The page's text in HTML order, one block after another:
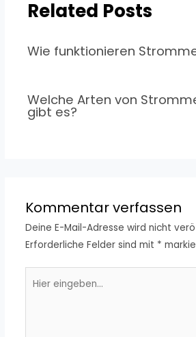
Related Posts
Wie funktionieren
Welche Arten von
gibt es?
Kommentar verfassen
Deine E-Mail-Adresse wird nicht
Erforderliche Felder sind mit *